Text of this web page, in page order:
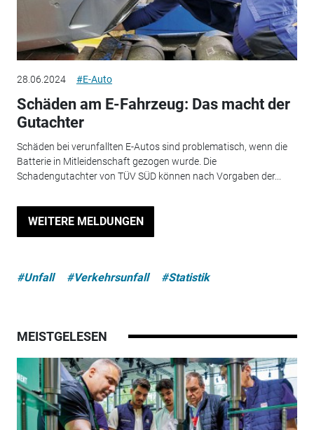
28.06.2024 #E-Auto
Schäden am E-Fahrzeug: Das macht der
Gutachter
Schäden bei verunfallten E-Autos sind problematisch, wenn die
Batterie in Mitleidenschaft gezogen wurde. Die
Schadengutachter von TÜV SÜD können nach Vorgaben der...
WEITERE MELDUNGEN
#Unfall #Verkehrsunfall #Statistik
MEISTGELESEN